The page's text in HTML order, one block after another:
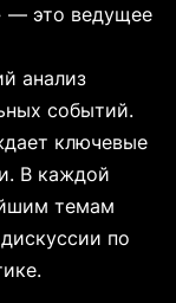
— это ведущее
анализ
событий.
ключевые
В каждой
темам
по